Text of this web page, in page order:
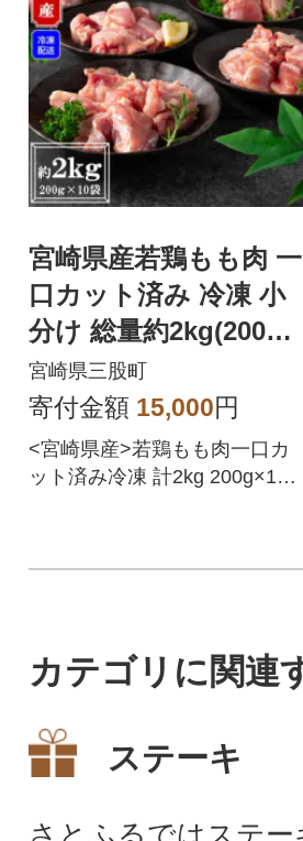
宮崎県産若鶏もも肉 一
口カット済み 冷凍 小
分け 総量約2kg(200g×
10)【MI145】
宮崎県三股町
寄付金額 15,000円
<宮崎県産>若鶏もも肉一口カ
ット済み冷凍 計2kg 200g×10
カテゴリに関連
ステーキ
さとふるではステ